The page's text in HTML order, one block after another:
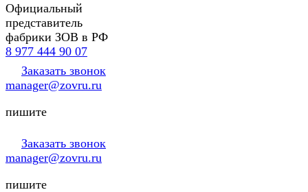
Официальный
представитель
фабрики ЗОВ в РФ
8 977 444 90 07
Заказать звонок
manager@zovru.ru
пишите
Заказать звонок
manager@zovru.ru
пишите